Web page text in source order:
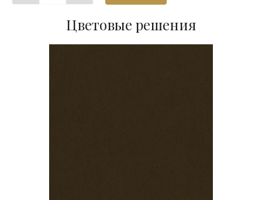
Цветовые решения